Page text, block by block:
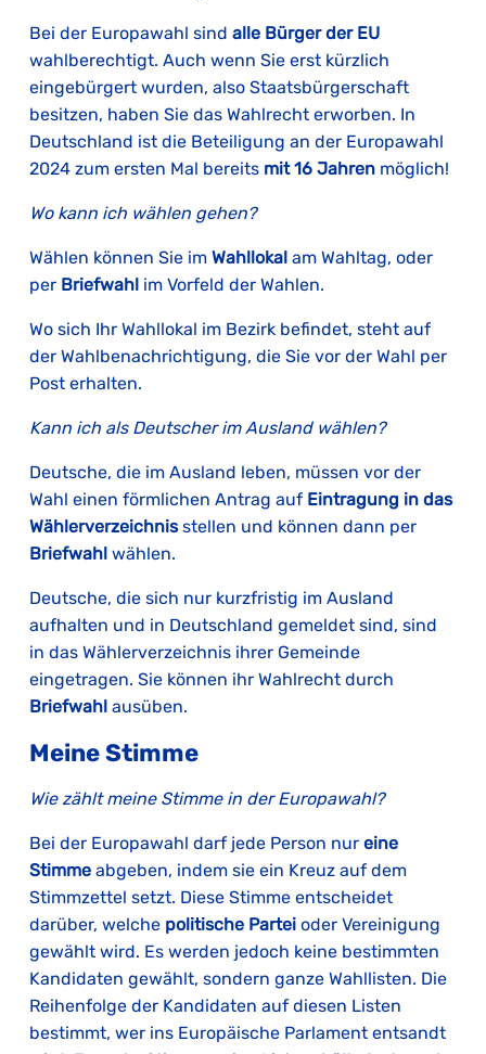
Bei der Europawahl sindalle Bürger der EU
wahlberechtigt. Auch wenn Sie erst kürzlich
eingebürgert wurden, also Staatsbürgerschaft
besitzen, haben Sie das Wahlrecht erworben. In
Deutschland ist die Beteiligung an der Europawahl
2024 zum ersten Mal bereits mit 16 Jahren möglich!
Wo kann ich wählen gehen?
Wählen können Sie imWahllokal am Wahltag, oder
per Briefwahl im Vorfeld der Wahlen.
Wo sich Ihr Wahllokal im Bezirk befindet, steht auf
der Wahlbenachrichtigung, die Sie vor der Wahl per
Post erhalten.
Kann ich als Deutscher im Ausland wählen?
Deutsche, die im Ausland leben, müssen vor der
Wahl einen förmlichen Antrag auf Eintragung in das
Wählerverzeichnisstellen und können dann per
Briefwahl wählen.
Deutsche, die sich nur kurzfristig im Ausland
aufhalten und in Deutschland gemeldet sind, sind
in das Wählerverzeichnis ihrer Gemeinde
eingetragen. Sie können ihr Wahlrecht durch
Briefwahl ausüben.
Meine Stimme
Wie zählt meine Stimme in der Europawahl?
Bei der Europawahl darf jede Person nureine
Stimmeabgeben, indem sie ein Kreuz auf dem
Stimmzettel setzt. Diese Stimme entscheidet
darüber, welche politische Partei oder Vereinigung
gewählt wird. Es werden jedoch keine bestimmten
Kandidaten gewählt, sondern ganze Wahllisten. Die
Reihenfolge der Kandidaten auf diesen Listen
bestimmt, wer ins Europäische Parlament entsandt